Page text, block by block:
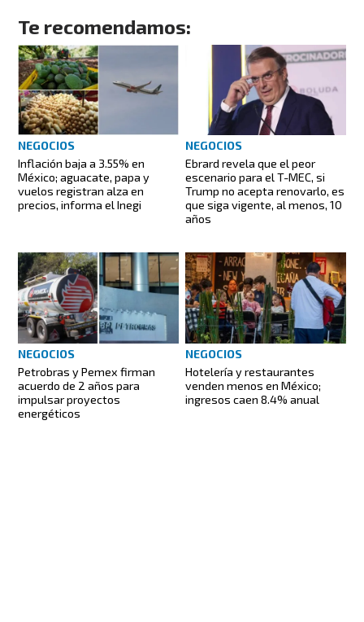
Te recomendamos:
NEGOCIOS
Inflación baja a 3.55% en
México; aguacate, papa y
vuelos registran alza en
precios, informa el Inegi
NEGOCIOS
Ebrard revela que el peor
escenario para el T-MEC, si
Trump no acepta renovarlo, es
que siga vigente, al menos, 10
años
NEGOCIOS
Petrobras y Pemex firman
acuerdo de 2 años para
impulsar proyectos
energéticos
NEGOCIOS
Hotelería y restaurantes
venden menos en México;
ingresos caen 8.4% anual